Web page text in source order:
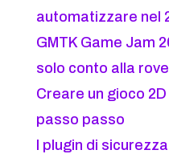
automatizzare nel
GMTK Game Jam
solo conto alla
Creare un gioco
passo passo
I plugin di